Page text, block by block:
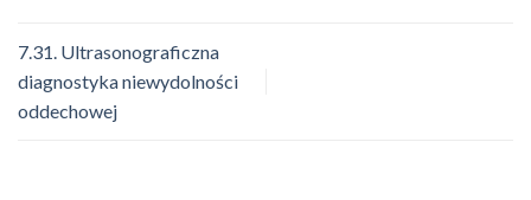
7.31. Ultrasonograficzna
diagnostyka niewydolności
oddechowej